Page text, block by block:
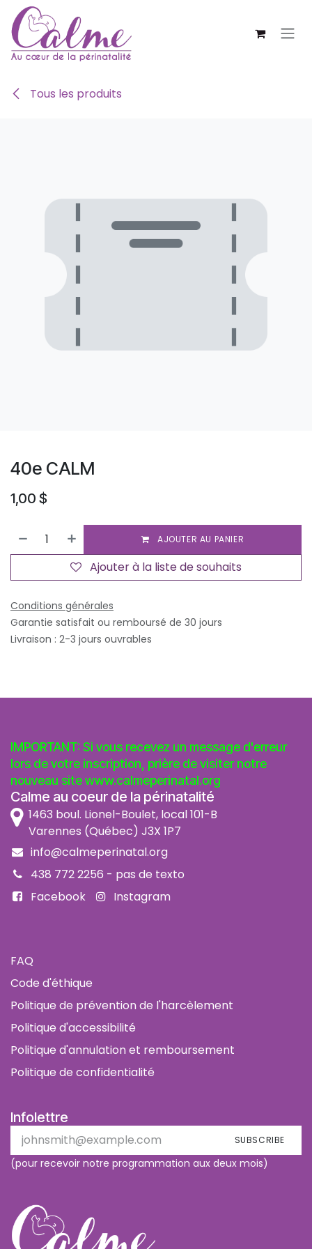
SE RENDRE AU CONTENU
Tous les produits
40e CALM
1,00 $
AJOUTER AU PANIER
Ajouter à la liste de souhaits
Conditions générales
Garantie satisfait ou remboursé de 30 jours
Livraison : 2-3 jours ouvrables
IMPORTANT: Si vous recevez un message d'erreur
lors de votre inscription, prière de visiter notre
nouveau sitewww.calmeperinatal.org
Calme au coeur de la périnatalité
1463 boul. Lionel-Boulet, local 101-B
Varennes (Québec) J3X 1P7
info@calmeperinatal.org
438 772 2256 - pas de texto
Facebook
Instagram
FAQ
Code d'éthique
Politique de prévention de l'harcèlement
Politique d'accessibilité
Politique d'annulation et remboursement
Politique de confidentialité
Infolettre
SUBSCRIBE
(pour recevoir notre programmation aux deux mois)